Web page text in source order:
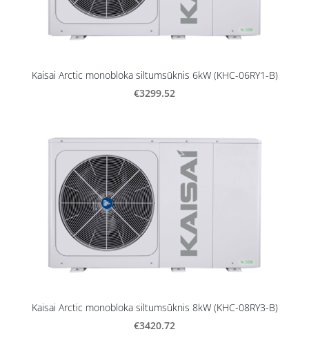
Kaisai Arctic monobloka siltumsūknis 6kW (KHC-06RY1-B)
€3299.52
Kaisai Arctic monobloka siltumsūknis 8kW (KHC-08RY3-B)
€3420.72